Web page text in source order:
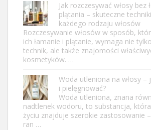
Jak rozczesywać włosy bez
plątania – skuteczne
każdego rodzaju włosów
Rozczesywanie włosów w sposób,
ich łamanie i plątanie, wymaga nie
technik, ale także znajomości
kosmetyków. …
Woda utleniona na włosy –
i pielęgnować?
Woda utleniona, znana
nadtlenek wodoru, to substancja,
życiu znajduje szerokie zastosowanie
ran …